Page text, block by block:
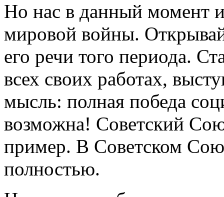
Но нас в данный момент
мировой войны.
его речи того периода.
всех своих работах,
мысль: полная победа
возможна! Советский
пример. В Советском
полностью.